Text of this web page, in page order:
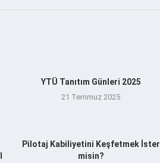
YTÜ Tanıtım Günleri 2025
21 Temmuz 2025
Pilotaj Kabiliyetini Keşfetmek İster
misin?